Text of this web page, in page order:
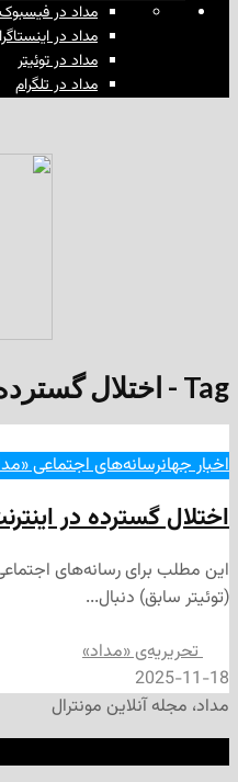
مداد در فیسبوک
مداد در
مداد در توئیتر
مداد در تلگرام
Tag - اختلال گسترده در اینترنت جهانی
اخبار جهانرسانه‌های اجتماعی
اختلال گسترده در
(توئیتر سابق) دنبال...
تحریریه‌ی «مداد»
2025-11-18
مداد، مجله آنلاین مونترال